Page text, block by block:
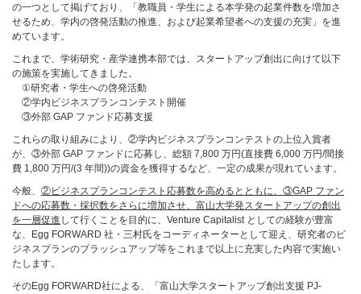
の一つとして掲げており、「教職員・学生による本学発の起業件数を増加さ
せるため、学内の啓発活動の推進、および起業希望者への支援の充実」を進
めています。
これまで、学術研究・産学連携本部では、スタートアップ創出に向けて以下
の施策を実施してきました。
①研究者・学生への啓発活動
②学内ビジネスプランコンテスト開催
③外部 GAP ファンド応募支援
これらの取り組みにより、②学内ビジネスプランコンテストの上位入賞者
が、③外部 GAP ファンドに応募し、総額 7,800 万円(直接費 6,000 万円/間接
費 1,800 万円/(3 年間))の資金を獲得するなど、一定の成果が現れています。
今般、 ②ビジネスプランコンテスト応募数を高めるとともに、③GAP ファン
ドへの応募数・採択数をさらに増加させ、富山大学発スタートアップの創出
を一層促進 して行くことを目的に、Venture Capitalist としての経験が豊富
な、Egg FORWARD 社・三村氏をコーディネーターとして迎え、研究者のビ
ジネスプランのブラッシュアップ等をこれまで以上に充実した内容で実施い
たします。
そのEgg FORWARD社による、「富山大学スタートアップ創出支援 PJ‐